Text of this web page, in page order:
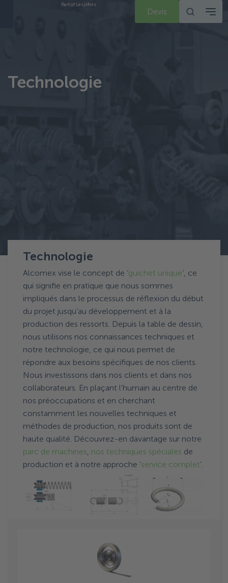
Part of Lesjöfors
Devis
Technologie
Technologie
Technologie
Alcomex vise le concept de ‘guichet unique‘, ce
qui signifie en pratique que nous sommes
impliqués dans le processus de réflexion du début
du projet jusqu’au développement et à la
production des ressorts. Depuis la table de dessin,
nous utilisons nos connaissances techniques et
notre technologie, ce qui nous permet de
répondre aux besoins spécifiques de nos clients.
Nous investissons dans nos clients et dans nos
collaborateurs. En plaçant l’humain au centre de
nos préoccupations et en cherchant
constamment les nouvelles techniques et
méthodes de production, nos produits sont de
haute qualité. Découvrez-en davantage sur notre
parc de machines, nos techniques spéciales de
production et à notre approche ‘service complet‘.